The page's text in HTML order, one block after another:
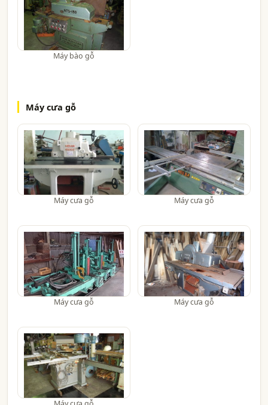
Máy bào gỗ
Máy cưa gỗ
Máy cưa gỗ Máy cưa gỗ
Máy cưa gỗ Máy cưa gỗ